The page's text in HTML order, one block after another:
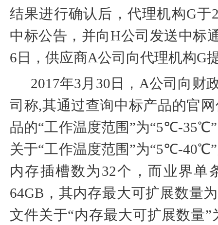
结果进行确认后，代理机构G于
中标公告，并向H公司发送中标
6 日，供应商A公司向代理机构G
2017年3月 30 日， A公司向财
司称,其通过查询中标产品的官
品的“工作温度范围”为“5℃-35℃”
关于“工作温度范围”为“5℃-40℃”
内存插槽数为32个，而业界单
64GB ，其内存最大可扩展数量为
文件关于“内存最大可扩展数量”